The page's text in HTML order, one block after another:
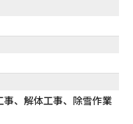
、解体工事、除雪作業